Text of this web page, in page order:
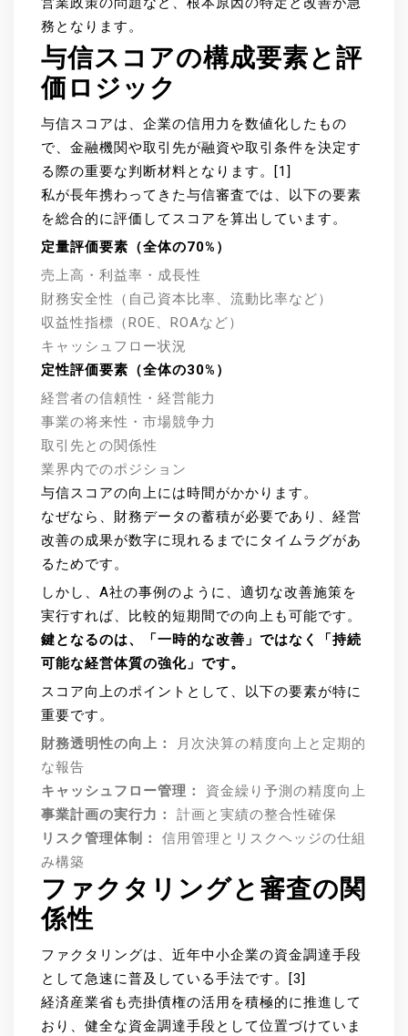
務となります。
与信スコアの構成要素と評
価ロジック
与信スコアは、企業の信用力を数値化したもの
で、金融機関や取引先が融資や取引条件を決定す
る際の重要な判断材料となります。[1]
私が長年携わってきた与信審査では、以下の要素
を総合的に評価してスコアを算出しています。
定量評価要素（全体の70%）
売上高・利益率・成長性
財務安全性（自己資本比率、流動比率など）
収益性指標（ROE、ROAなど）
キャッシュフロー状況
定性評価要素（全体の30%）
経営者の信頼性・経営能力
事業の将来性・市場競争力
取引先との関係性
業界内でのポジション
与信スコアの向上には時間がかかります。
なぜなら、財務データの蓄積が必要であり、経営
改善の成果が数字に現れるまでにタイムラグがあ
るためです。
しかし、A社の事例のように、適切な改善施策を
実行すれば、比較的短期間での向上も可能です。
鍵となるのは、「一時的な改善」ではなく「持続
可能な経営体質の強化」です。
スコア向上のポイントとして、以下の要素が特に
重要です。
財務透明性の向上：
月次決算の精度向上と定期的
な報告
キャッシュフロー管理：
資金繰り予測の精度向上
事業計画の実行力：
計画と実績の整合性確保
リスク管理体制：
信用管理とリスクヘッジの仕組
み構築
ファクタリングと審査の関
係性
ファクタリングは、近年中小企業の資金調達手段
として急速に普及している手法です。[3]
経済産業省も売掛債権の活用を積極的に推進して
おり、健全な資金調達手段として位置づけていま